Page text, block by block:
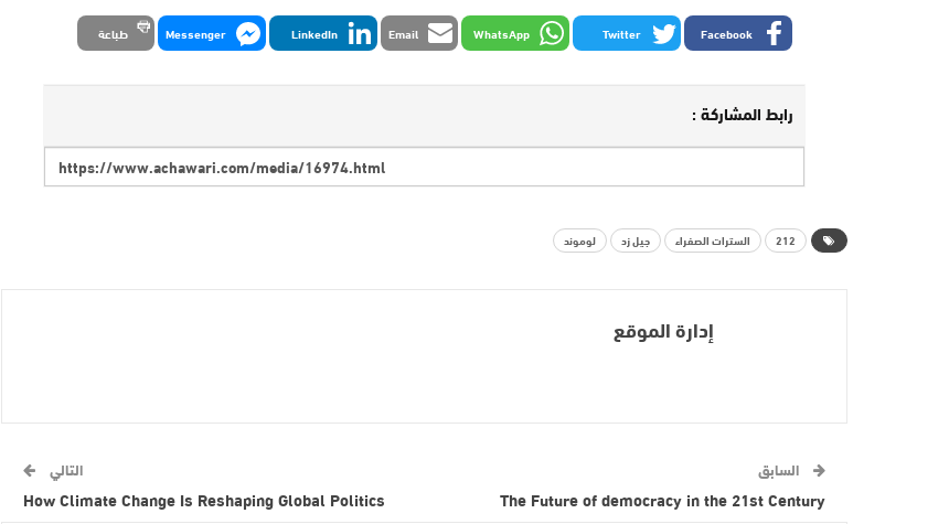
Facebook
Twitter
WhatsApp
Email
LinkedIn
Messenger طباعة
رابط المشاركة :
212 السترات الصفراء جيل زد لوموند
إدارة الموقع
السابق
The Future of democracy in the 21st Century
التالي
How Climate Change Is Reshaping Global Politics